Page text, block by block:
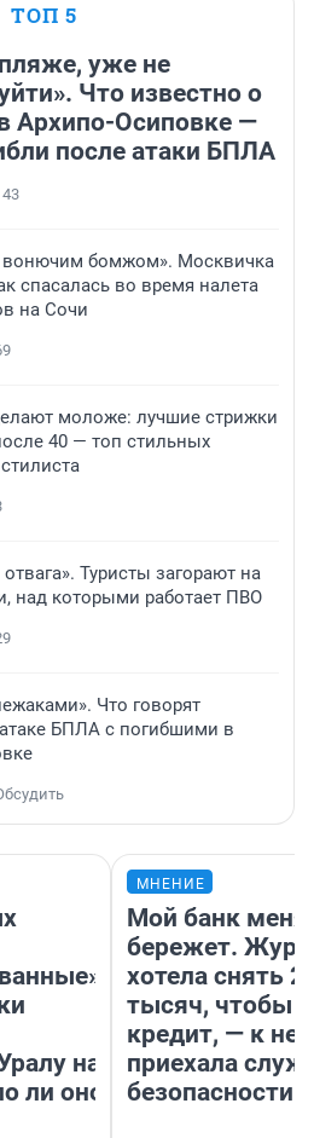
ТОП 5
уже не
Что известно о
Архипо-Осиповке —
после атаки БПЛА
43
вонючим бомжом». Москвичка
спасалась во время налета
на Сочи
моложе: лучшие стрижки
40 — топ стильных
Туристы загорают на
над которыми работает ПВО
Что говорят
БПЛА с погибшими в
на
ли оно
МНЕНИЕ
Мой банк меня
бережет.
хотела снять
тысяч, чтобы
кредит, — к
приехала
безопасности